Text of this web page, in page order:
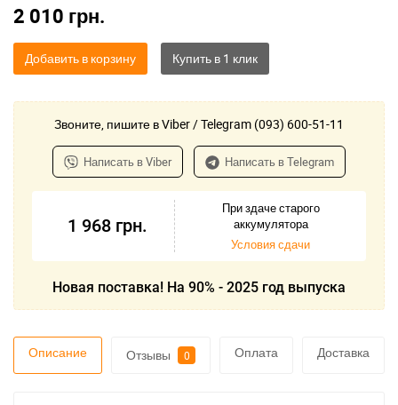
2 010 грн.
Добавить в корзину
Звоните, пишите в Viber / Telegram (093) 600-51-11
Написать в Viber Написать в Telegram
1 968 грн.
При здаче старого
аккумулятора
Условия сдачи
Новая поставка! На 90% - 2025 год выпуска
Описание Отзывы 0 Оплата Доставка